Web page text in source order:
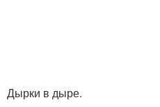
Дырки в дыре.